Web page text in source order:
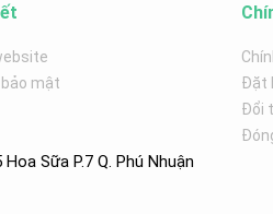
mật
Hoa Sữa P.7 Q. Phú Nhuận
Đặt
Đổi